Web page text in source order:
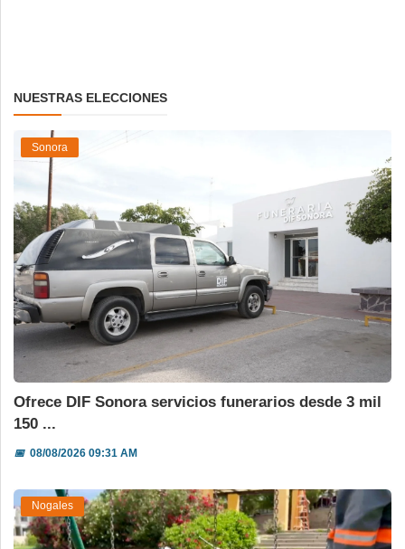
NUESTRAS ELECCIONES
Sonora
Ofrece DIF Sonora servicios funerarios desde 3 mil
150 ...
📅08/08/2026 09:31 AM
Nogales